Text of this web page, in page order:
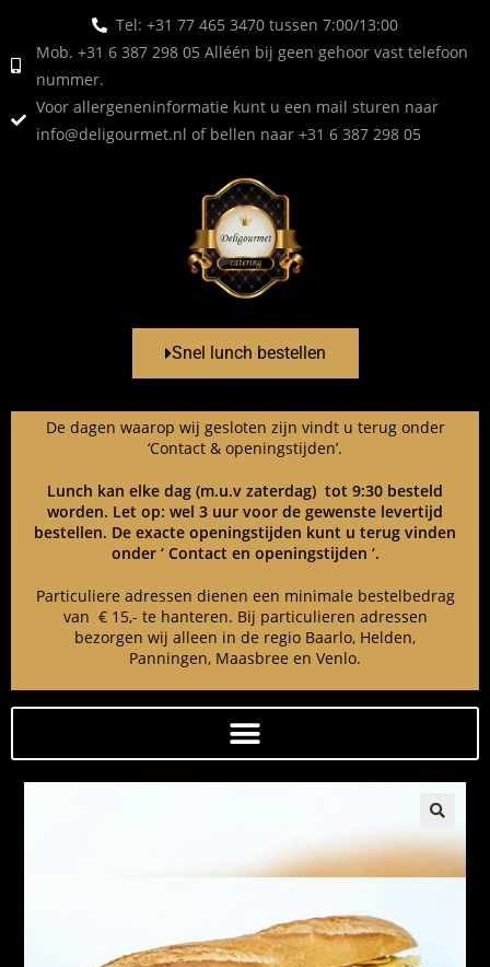
Tel: +31 77 465 3470 tussen 7:00/13:00
Mob. +31 6 387 298 05 Alléén bij geen gehoor vast telefoon
nummer.
Voor allergeneninformatie kunt u een mail sturen naar
info@deligourmet.nl of bellen naar +31 6 387 298 05
Snel lunch bestellen
De dagen waarop wij gesloten zijn vindt u terug onder
‘Contact & openingstijden’.
Lunch kan elke dag (m.u.v zaterdag) tot 9:30 besteld
worden. Let op: wel 3 uur voor de gewenste levertijd
bestellen. De exacte openingstijden kunt u terug vinden
onder ‘ Contact en openingstijden ‘.
Particuliere adressen dienen een minimale bestelbedrag
van € 15,- te hanteren. Bij particulieren adressen
bezorgen wij alleen in de regio Baarlo, Helden,
Panningen, Maasbree en Venlo.